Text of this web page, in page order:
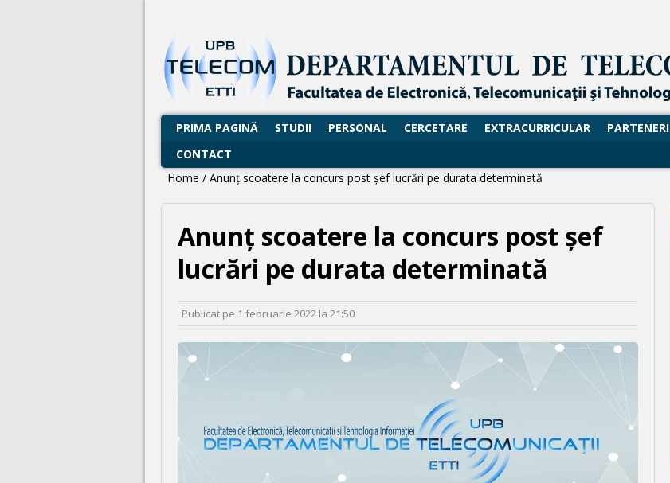
PRIMA PAGINĂ STUDII PERSONAL CERCETARE EXTRACURRICULAR PARTENERI
CONTACT
Home / Anunț scoatere la concurs post șef lucrări pe durata determinată
Anunț scoatere la concurs post șef
lucrări pe durata determinată
Publicat pe 1 februarie 2022 la 21:50